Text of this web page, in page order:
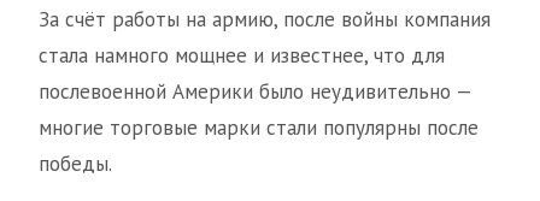
За счёт работы на армию, после войны компания
стала намного мощнее и известнее, что для
послевоенной Америки было неудивительно —
многие торговые марки стали популярны после
победы.